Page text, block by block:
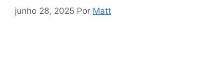
junho 28, 2025 Por Matt